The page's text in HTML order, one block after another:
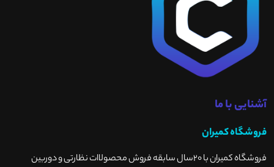
آشنایی با ما
فروشگاه کمیران
فروشگاه کمیران با ۲۰سال سابقه فروش محصولاات نظارتی و دوربین